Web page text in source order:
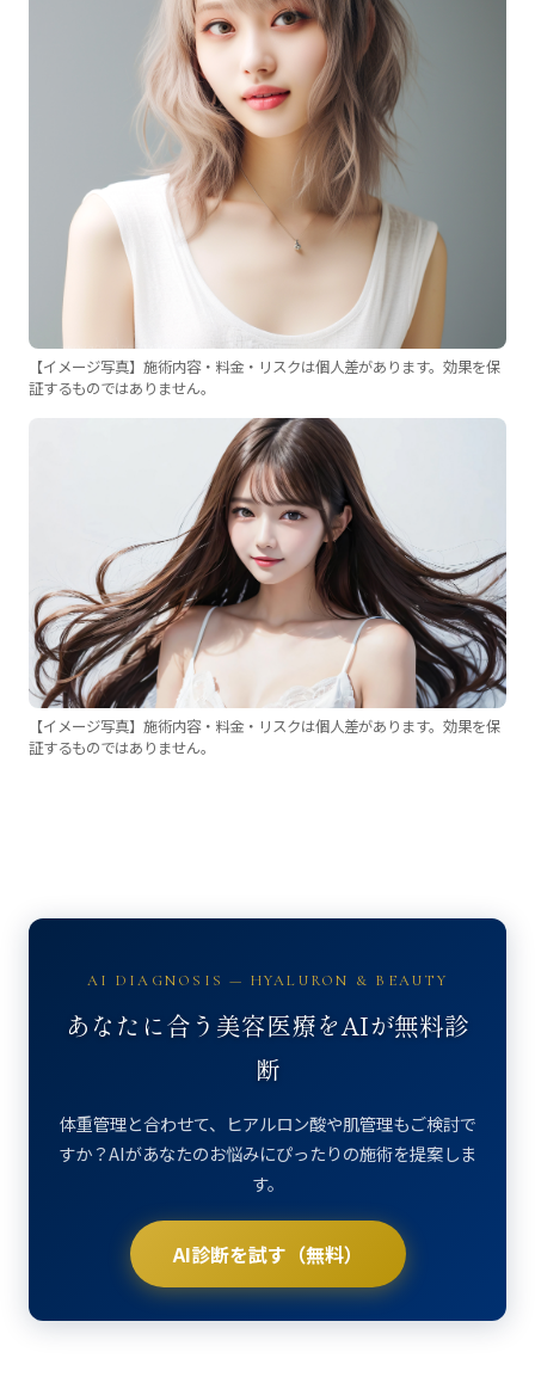
【イメージ写真】施術内容・料金・リスクは個人差があります。効果を保
証するものではありません。
【イメージ写真】施術内容・料金・リスクは個人差があります。効果を保
証するものではありません。
AI DIAGNOSIS — HYALURON & BEAUTY
あなたに合う美容医療をAIが無料診
断
体重管理と合わせて、ヒアルロン酸や肌管理もご検討で
すか？AIがあなたのお悩みにぴったりの施術を提案しま
す。
AI診断を試す（無料）